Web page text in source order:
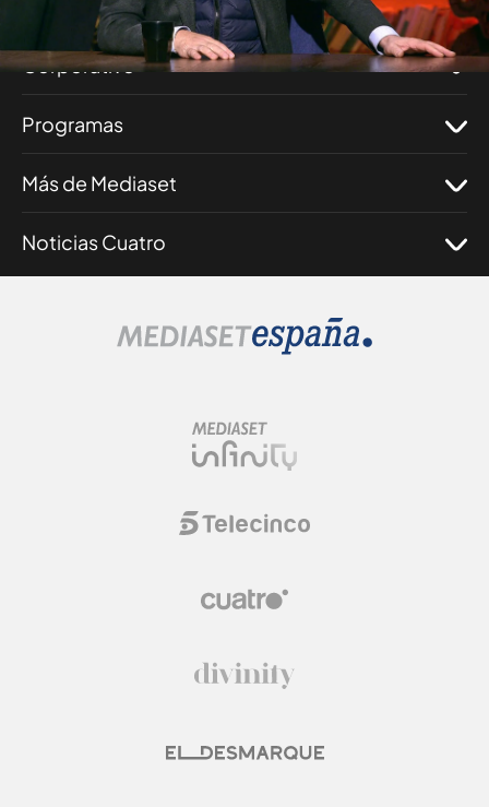
Nosotros
Corporativo
Programas
Más de Mediaset
Noticias Cuatro